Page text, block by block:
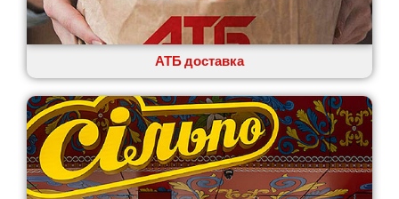
АТБ доставка